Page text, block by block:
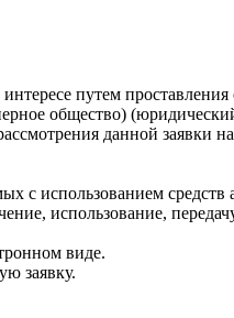
путем проставления
общество)
данной заявки
с использованием средств
использование,
виде.
заявку.